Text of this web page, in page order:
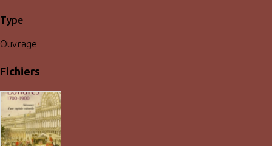
Type
Ouvrage
Fichiers